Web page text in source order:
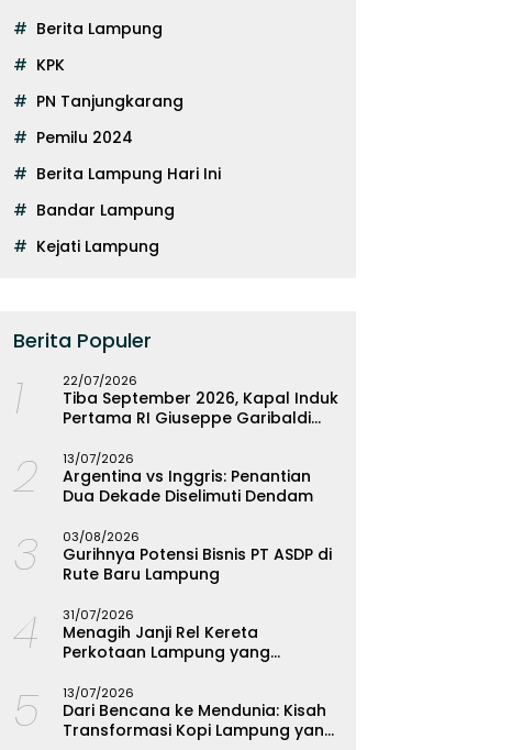
Kualitas SDM Disperindag
Lampung Sudah Oke, Tapi
Berita Lampung
KPK
PN Tanjungkarang
Pemilu 2024
Berita Lampung Hari Ini
Bandar Lampung
Kejati Lampung
Berita Populer
1 22/07/2026
Tiba September 2026, Kapal Induk
Pertama RI Giuseppe Garibaldi
2 13/07/2026
Argentina vs Inggris: Penantian
Dua Dekade Diselimuti Dendam
3 03/08/2026
Gurihnya Potensi Bisnis PT ASDP di
Rute Baru Lampung
4 31/07/2026
Menagih Janji Rel Kereta
Perkotaan Lampung yang
5 13/07/2026
Dari Bencana ke Mendunia: Kisah
Transformasi Kopi Lampung yang